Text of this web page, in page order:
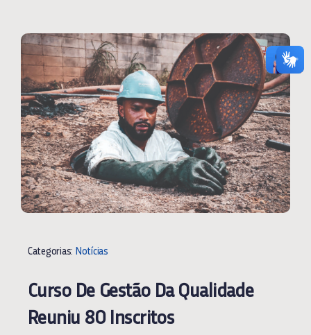
Categorias: Notícias
Curso De Gestão Da Qualidade
Reuniu 80 Inscritos